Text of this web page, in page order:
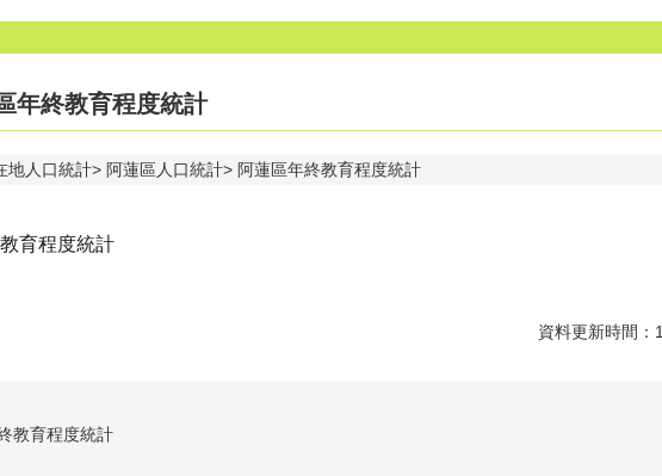
年終教育程度統計
地人口統計 阿蓮區人口統計 阿蓮區年終教育程度統計
育程度統計
資料更新時間
教育程度統計